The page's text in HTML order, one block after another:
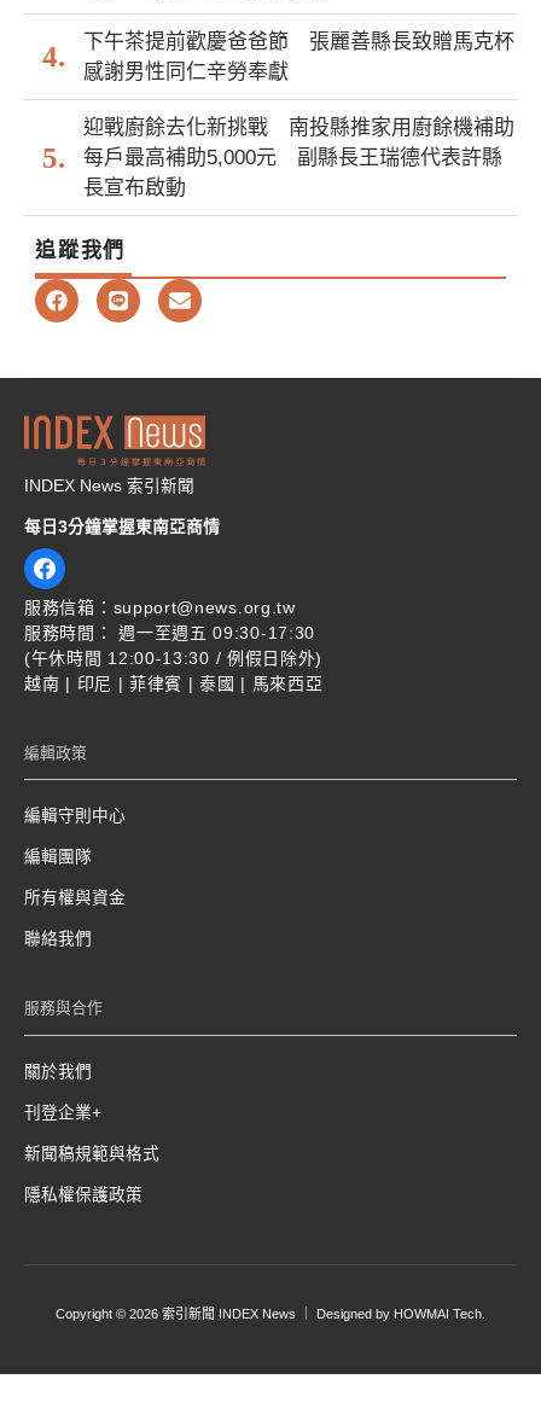
下午茶提前歡慶爸爸節 張麗善縣長致贈馬克杯
感謝男性同仁辛勞奉獻
迎戰廚餘去化新挑戰 南投縣推家用廚餘機補助
每戶最高補助5,000元 副縣長王瑞德代表許縣
長宣布啟動
追蹤我們
F
a
b
o
k
L
i
E
n
l
p
e
INDEX News 索引新聞
每日3分鐘掌握東南亞商情
服務信箱：support@news.org.tw
服務時間： 週一至週五 09:30-17:30
(午休時間 12:00-13:30 / 例假日除外)
越南 | 印尼 | 菲律賓 | 泰國 | 馬來西亞
編輯政策
編輯守則中心
編輯團隊
所有權與資金
聯絡我們
服務與合作
關於我們
刊登企業+
新聞稿規範與格式
隱私權保護政策
Copyright © 2026 索引新聞 INDEX News ｜ Designed by HOWMAI Tech